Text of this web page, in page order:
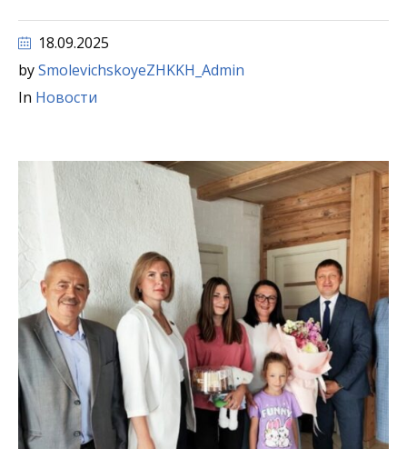
18.09.2025
bySmolevichskoyeZHKKH_Admin
In Новости